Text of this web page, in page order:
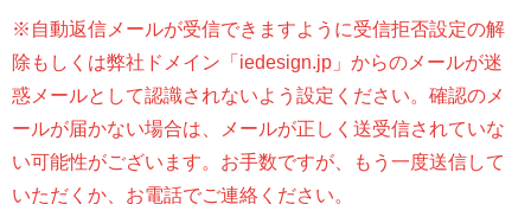
※自動返信メールが受信できますように受信拒否設定の解
除もしくは弊社ドメイン「iedesign.jp」からのメールが迷
惑メールとして認識されないよう設定ください。確認のメ
ールが届かない場合は、メールが正しく送受信されていな
い可能性がございます。お手数ですが、もう一度送信して
いただくか、お電話でご連絡ください。